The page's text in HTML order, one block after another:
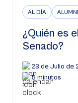
AL DÍA
¿Quién es
Senado?
23 de Julio de
5 minutos